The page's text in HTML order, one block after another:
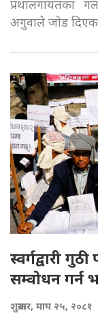
प्रथालगायतका
अगुवाले जोड
स्वर्गद्वारी
सम्वोधन गर्न
शुक्रबार, माघ २५, २०८१